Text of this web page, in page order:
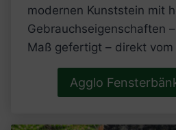
modernen Kunststein mit
Gebrauchseigenschaften​
Maß gefertigt – direkt
Agglo